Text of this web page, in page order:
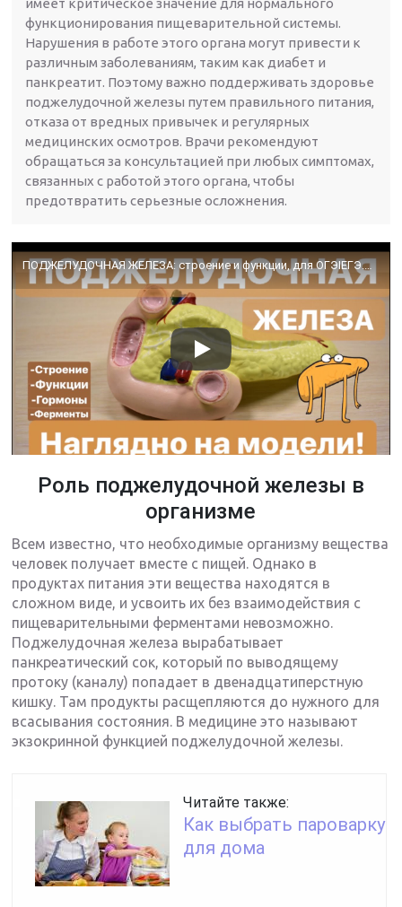
имеет критическое значение для нормального
функционирования пищеварительной системы.
Нарушения в работе этого органа могут привести к
различным заболеваниям, таким как диабет и
панкреатит. Поэтому важно поддерживать здоровье
поджелудочной железы путем правильного питания,
отказа от вредных привычек и регулярных
медицинских осмотров. Врачи рекомендуют
обращаться за консультацией при любых симптомах,
связанных с работой этого органа, чтобы
предотвратить серьезные осложнения.
ПОДЖЕЛУДОЧНАЯ ЖЕЛЕЗА: строение и функции, для ОГЭIЕГЭ.Наглядное строение железы на модели.ЕГЭIОГЭ
Роль поджелудочной железы в
организме
Всем известно, что необходимые организму вещества
человек получает вместе с пищей. Однако в
продуктах питания эти вещества находятся в
сложном виде, и усвоить их без взаимодействия с
пищеварительными ферментами невозможно.
Поджелудочная железа вырабатывает
панкреатический сок, который по выводящему
протоку (каналу) попадает в двенадцатиперстную
кишку. Там продукты расщепляются до нужного для
всасывания состояния. В медицине это называют
экзокринной функцией поджелудочной железы.
Читайте также:
Как выбрать пароварку
для дома